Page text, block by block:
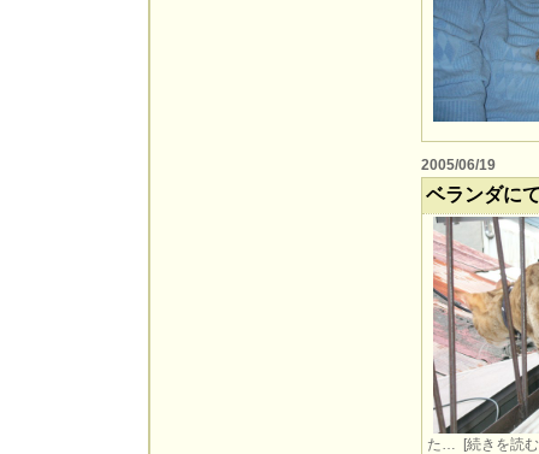
2005/06/19
ベランダに
た… [続きを読む